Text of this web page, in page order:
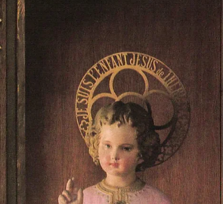
Verehrung des Geheimnisses der
Menschwerdung
von Céline Martin (aus dem Buch: Erinnerungen
an meine Schwester) Mit größter Frömmigkeit
feierte Therese jedes Jahr den 25. März,